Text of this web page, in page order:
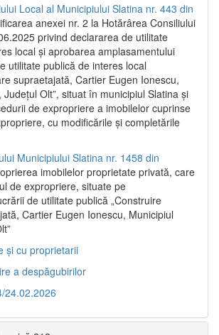
Local al Municipiului Slatina nr. 443 din
anexei nr. 2 la Hotărârea Consiliului
privind declararea de utilitate
local şi aprobarea amplasamentului
utilitate publică de interes local
supraetajată, Cartier Eugen Ionescu,
Judeţul Olt”, situat în municipiul Slatina şi
de expropriere a imobilelor cuprinse
cu modificările şi completările
Municipiului Slatina nr. 1458 din
imobilelor proprietate privată, care
de expropriere, situate pe
de utilitate publică „Construire
Cartier Eugen Ionescu, Municipiul
și cu proprietarii
a despăgubirilor
24.02.2026